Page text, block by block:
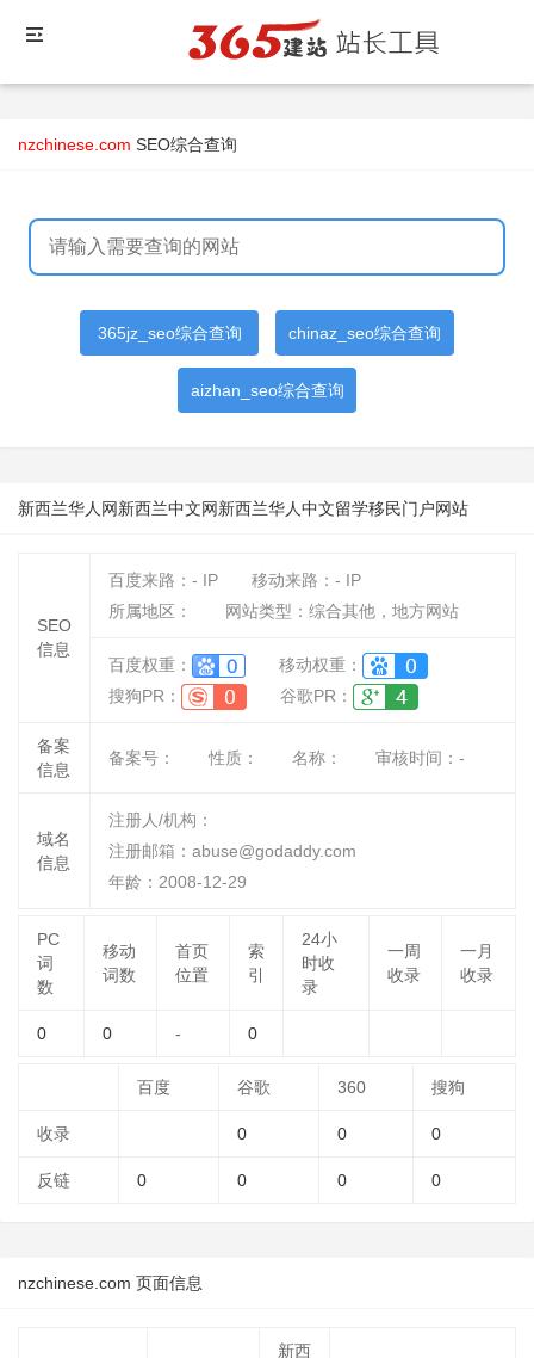
nzchinese.com SEO综合查询
365jz_seo综合查询 chinaz_seo综合查询
aizhan_seo综合查询
新西兰华人网新西兰中文网新西兰华人中文留学移民门户网站
SEO
信息
百度来路： - IP 移动来路： - IP
所属地区：
网站类型：综合其他，地方网站
百度权重：
移动权重：
搜狗PR：
谷歌PR：
备案
信息
备案号： 性质： 名称： 审核时间： -
域名
信息
注册人/机构：
注册邮箱：abuse@godaddy.com
年龄：2008-12-29
PC
词
数
移动
词数
首页
位置
索
引
24小
时收
录
一周
收录
一月
收录
0 0 - 0
百度 谷歌 360 搜狗
收录 0 0 0
反链 0 0 0 0
nzchinese.com 页面信息
新西